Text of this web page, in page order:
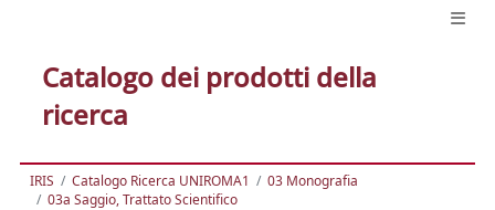
Catalogo dei prodotti della
ricerca
IRIS Catalogo Ricerca UNIROMA1
03 Monografia
03a Saggio, Trattato Scientifico